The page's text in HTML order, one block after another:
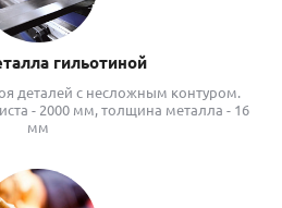
гильотиной
деталей с несложным контуром.
- 2000 мм, толщина металла - 16
мм